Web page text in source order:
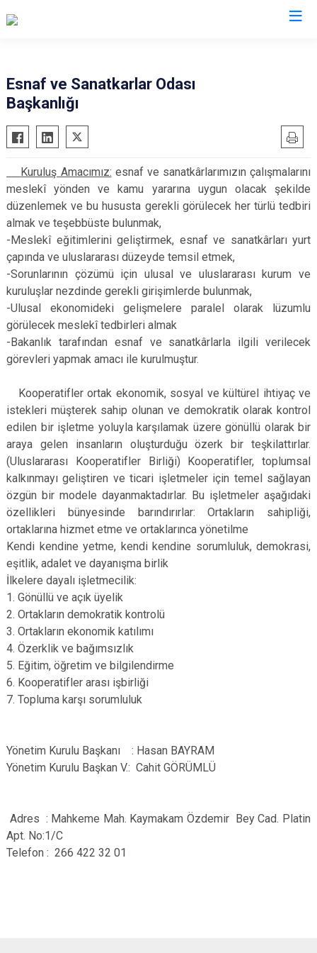
Ayvalık
Balya
Bigadiç
Burhaniye
Dursunbey
Edremit
Erdek
Gömeç
Gönen
Manyas
Marmara
Sındırgı
Susurluk
Karesi
Altıeylül
Esnaf ve Sanatkarlar Odası
Başkanlığı
Kuruluş Amacımız: esnaf ve sanatkârlarımızın çalışmalarını
meslekî yönden ve kamu yararına uygun olacak şekilde
düzenlemek ve bu hususta gerekli görülecek her türlü tedbiri
almak ve teşebbüste bulunmak,
-Meslekî eğitimlerini geliştirmek, esnaf ve sanatkârları yurt
çapında ve uluslararası düzeyde temsil etmek,
-Sorunlarının çözümü için ulusal ve uluslararası kurum ve
kuruluşlar nezdinde gerekli girişimlerde bulunmak,
-Ulusal ekonomideki gelişmelere paralel olarak lüzumlu
görülecek meslekî tedbirleri almak
-Bakanlık tarafından esnaf ve sanatkârlarla ilgili verilecek
görevleri yapmak amacı ile kurulmuştur.
Kooperatifler ortak ekonomik, sosyal ve kültürel ihtiyaç ve
istekleri müşterek sahip olunan ve demokratik olarak kontrol
edilen bir işletme yoluyla karşılamak üzere gönüllü olarak bir
araya gelen insanların oluşturduğu özerk bir teşkilattırlar.
(Uluslararası Kooperatifler Birliği) Kooperatifler, toplumsal
kalkınmayı geliştiren ve ticari işletmeler için temel sağlayan
özgün bir modele dayanmaktadırlar. Bu işletmeler aşağıdaki
özellikleri bünyesinde barındırırlar: Ortakların sahipliği,
ortaklarına hizmet etme ve ortaklarınca yönetilme
Kendi kendine yetme, kendi kendine sorumluluk, demokrasi,
eşitlik, adalet ve dayanışma birlik
İlkelere dayalı işletmecilik:
1. Gönüllü ve açık üyelik
2. Ortakların demokratik kontrolü
3. Ortakların ekonomik katılımı
4. Özerklik ve bağımsızlık
5. Eğitim, öğretim ve bilgilendirme
6. Kooperatifler arası işbirliği
7. Topluma karşı sorumluluk
Yönetim Kurulu Başkanı : Hasan BAYRAM
Yönetim Kurulu Başkan V.: Cahit GÖRÜMLÜ
Adres : Mahkeme Mah. Kaymakam Özdemir Bey Cad. Platin
Apt. No:1/C
Telefon : 266 422 32 01